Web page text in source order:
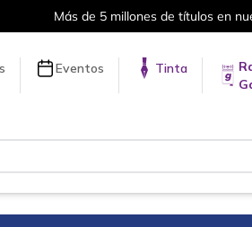
Más de 5 millones de títulos en
Eventos Tinta